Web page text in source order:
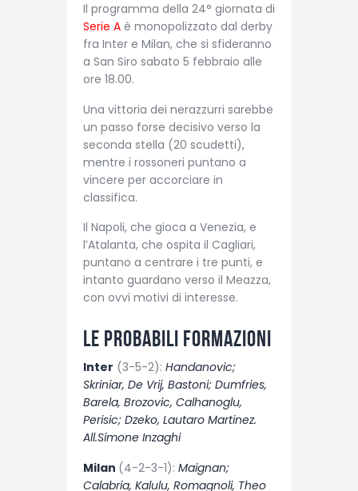
Il programma della 24° giornata di
Serie A è monopolizzato dal derby
fra Inter e Milan, che si sfideranno
a San Siro sabato 5 febbraio alle
ore 18.00.
Una vittoria dei nerazzurri sarebbe
un passo forse decisivo verso la
seconda stella (20 scudetti),
mentre i rossoneri puntano a
vincere per accorciare in
classifica.
Il Napoli, che gioca a Venezia, e
l’Atalanta, che ospita il Cagliari,
puntano a centrare i tre punti, e
intanto guardano verso il Meazza,
con ovvi motivi di interesse.
Le probabili formazioni
Inter (3-5-2): Handanovic;
Skriniar, De Vrij, Bastoni; Dumfries,
Barela, Brozovic, Calhanoglu,
Perisic; Dzeko, Lautaro Martinez.
All.Simone Inzaghi
Milan (4-2-3-1): Maignan;
Calabria, Kalulu, Romagnoli, Theo